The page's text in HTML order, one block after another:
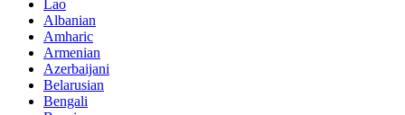
Lao
Albanian
Amharic
Armenian
Azerbaijani
Belarusian
Bengali